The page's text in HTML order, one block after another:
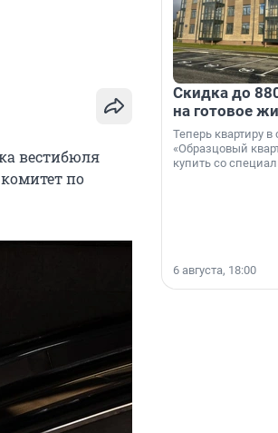
вестибюля
по
Скидка до
на готовое
Теперь квартиру
«Образцовый
купить со
6 августа, 18:00